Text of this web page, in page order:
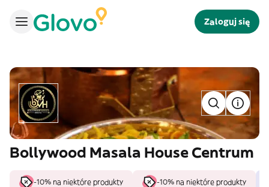
Zaloguj się
Bollywood Masala House Centrum
-10% na niektóre produkty -10% na niektóre produkty